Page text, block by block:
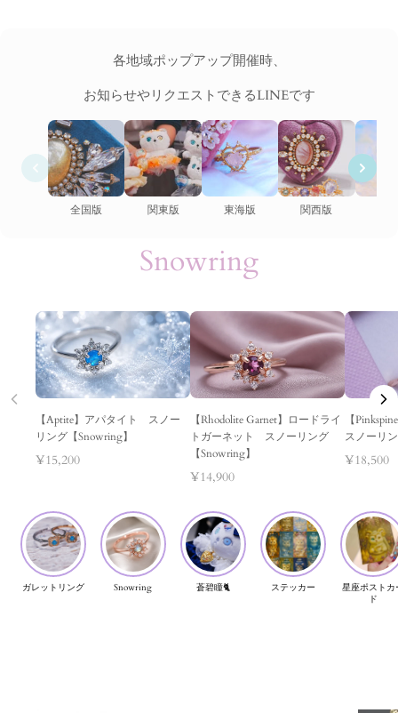
各地域ポップアップ開催時、
お知らせやリクエストできるLINEです
全国版 関東版 東海版 関西版
Snowring
【Aptite】アパタイト スノー
リング【Snowring】
¥15,200
【Rhodolite Garnet】ロードライ
トガーネット スノーリング
【Snowring】
¥14,900
【
スノーリ
¥18,500
ガレットリング Snowring 蒼碧瞳🐈 ステッカー
星座ポストカ
ド